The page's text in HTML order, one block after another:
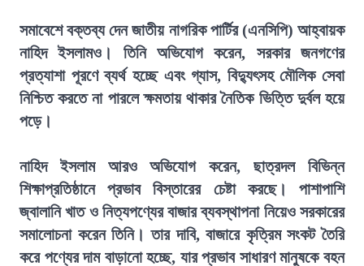
সমাবেশে বক্তব্য দেন জাতীয় নাগরিক পার্টির (এনসিপি) আহ্বায়ক
নাহিদ ইসলামও। তিনি অভিযোগ করেন, সরকার জনগণের
প্রত্যাশা পূরণে ব্যর্থ হচ্ছে এবং গ্যাস, বিদ্যুৎসহ মৌলিক সেবা
নিশ্চিত করতে না পারলে ক্ষমতায় থাকার নৈতিক ভিত্তি দুর্বল হয়ে
পড়ে।
নাহিদ ইসলাম আরও অভিযোগ করেন, ছাত্রদল বিভিন্ন
শিক্ষাপ্রতিষ্ঠানে প্রভাব বিস্তারের চেষ্টা করছে। পাশাপাশি
জ্বালানি খাত ও নিত্যপণ্যের বাজার ব্যবস্থাপনা নিয়েও সরকারের
সমালোচনা করেন তিনি। তার দাবি, বাজারে কৃত্রিম সংকট তৈরি
করে পণ্যের দাম বাড়ানো হচ্ছে, যার প্রভাব সাধারণ মানুষকে বহন